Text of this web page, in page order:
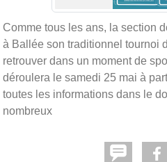
Comme tous les ans, la section
à Ballée son traditionnel tournoi
retrouver dans un moment de
déroulera le samedi 25 mai à
toutes les informations dans le
nombreux